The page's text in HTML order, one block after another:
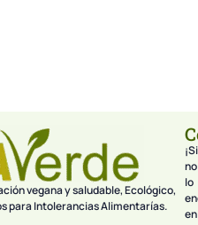
vegana y saludable, Ecológico,
para Intolerancias Alimentarías.
¡Si
no
lo
en